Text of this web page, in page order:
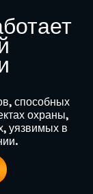
способных
охраны,
уязвимых в